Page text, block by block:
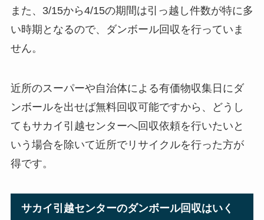
また、3/15から4/15の期間は引っ越し件数が特に多
い時期となるので、ダンボール回収を行っていま
せん。
近所のスーパーや自治体による有価物収集日にダ
ンボールを出せば無料回収可能ですから、どうし
てもサカイ引越センターへ回収依頼を行いたいと
いう場合を除いて近所でリサイクルを行った方が
得です。
サカイ引越センターのダンボール回収はいく